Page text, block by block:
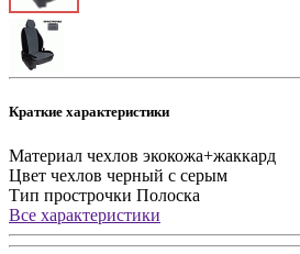
Краткие характеристики
Материал чехлов экокожа+жаккард
Цвет чехлов черный с серым
Тип прострочки Полоска
Все характеристики